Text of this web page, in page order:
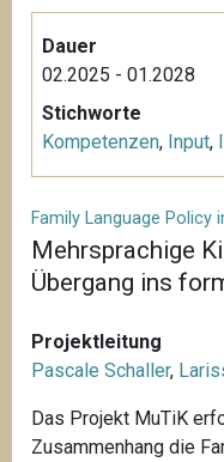
Dauer
02.2025 - 01.2028
Stichworte
Kompetenzen, Input,
Family Language Policy
Mehrsprachige
Übergang ins
Projektleitung
Pascale Schaller,
Das Projekt MuTiK
Zusammenhang die